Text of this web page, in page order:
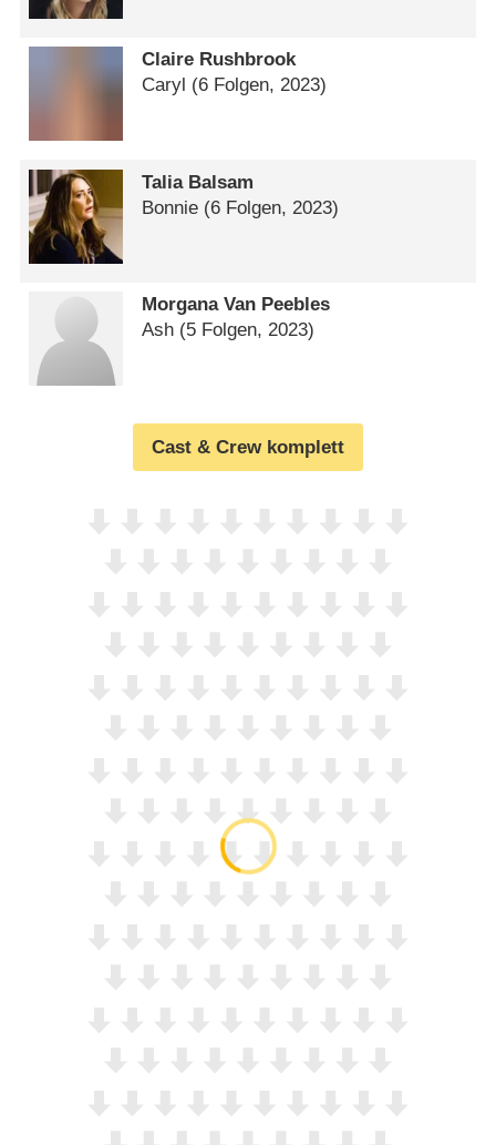
Claire Rushbrook
Caryl (6 Folgen, 2023)
Talia Balsam
Bonnie (6 Folgen, 2023)
Morgana Van Peebles
Ash (5 Folgen, 2023)
Cast & Crew komplett